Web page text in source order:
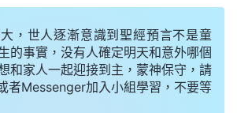
，世人逐漸意識到聖經預言不是童
的事實，没有人確定明天和意外哪個
和家人一起迎接到主，蒙神保守，請
者Messenger加入小組學習，不要等